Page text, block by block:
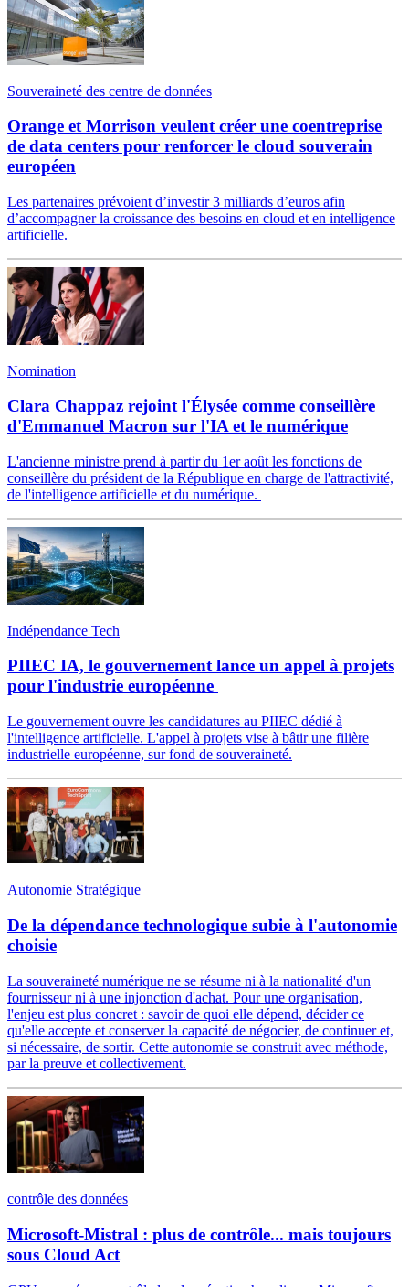
Souveraineté des centre de données
Orange et Morrison veulent créer une coentreprise
de data centers pour renforcer le cloud souverain
européen
Les partenaires prévoient d’investir 3 milliards d’euros afin
d’accompagner la croissance des besoins en cloud et en intelligence
artificielle.
Nomination
Clara Chappaz rejoint l'Élysée comme conseillère
d'Emmanuel Macron sur l'IA et le numérique
L'ancienne ministre prend à partir du 1er août les fonctions de
conseillère du président de la République en charge de l'attractivité,
de l'intelligence artificielle et du numérique.
Indépendance Tech
PIIEC IA, le gouvernement lance un appel à projets
pour l'industrie européenne
Le gouvernement ouvre les candidatures au PIIEC dédié à
l'intelligence artificielle. L'appel à projets vise à bâtir une filière
industrielle européenne, sur fond de souveraineté.
Autonomie Stratégique
De la dépendance technologique subie à l'autonomie
choisie
La souveraineté numérique ne se résume ni à la nationalité d'un
fournisseur ni à une injonction d'achat. Pour une organisation,
l'enjeu est plus concret : savoir de quoi elle dépend, décider ce
qu'elle accepte et conserver la capacité de négocier, de continuer et,
si nécessaire, de sortir. Cette autonomie se construit avec méthode,
par la preuve et collectivement.
contrôle des données
Microsoft-Mistral : plus de contrôle... mais toujours
sous Cloud Act